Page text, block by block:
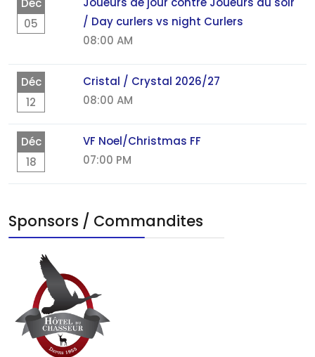
Déc
05
/ Day curlers vs night Curlers
08:00 AM
Déc
12
Cristal / Crystal 2026/27
08:00 AM
Déc
18
VF Noel/Christmas FF
07:00 PM
Sponsors / Commandites